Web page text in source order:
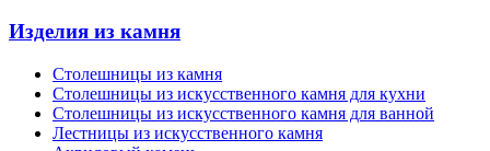
Изделия из камня
Столешницы из камня
Cтолешницы из искусственного камня для кухни
Cтолешницы из искусственного камня для ванной
Лестницы из искусственного камня